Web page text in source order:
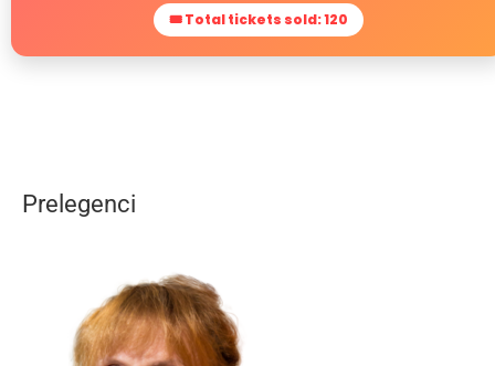
🎟 Total tickets sold: 120
Prelegenci